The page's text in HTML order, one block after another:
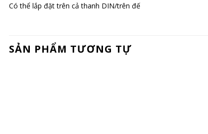
Có thể lắp đặt trên cả thanh DIN/trên đế
SẢN PHẨM TƯƠNG TỰ